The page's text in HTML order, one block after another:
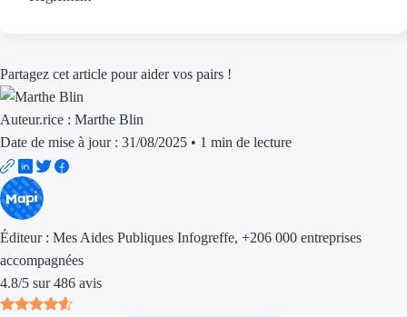
Aides Région
Partagez cet article pour aider vos pairs !
Auteur.rice : Marthe Blin
Date de mise à jour : 31/08/2025 • 1 min de lecture
Éditeur : Mes Aides Publiques Infogreffe, +206 000 entreprises
accompagnées
4.8/5 sur 486 avis